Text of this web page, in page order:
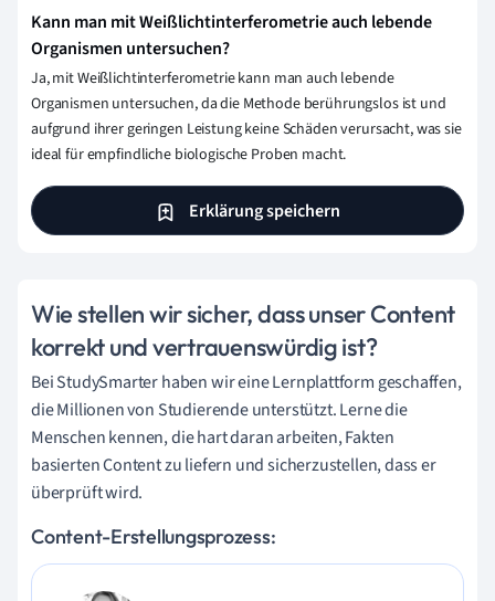
Kann man mit Weißlichtinterferometrie auch lebende
Organismen untersuchen?
Ja, mit Weißlichtinterferometrie kann man auch lebende
Organismen untersuchen, da die Methode berührungslos ist und
aufgrund ihrer geringen Leistung keine Schäden verursacht, was sie
ideal für empfindliche biologische Proben macht.
Erklärung speichern
Wie stellen wir sicher, dass unser Content
korrekt und vertrauenswürdig ist?
Bei StudySmarter haben wir eine Lernplattform geschaffen,
die Millionen von Studierende unterstützt. Lerne die
Menschen kennen, die hart daran arbeiten, Fakten
basierten Content zu liefern und sicherzustellen, dass er
überprüft wird.
Content-Erstellungsprozess: